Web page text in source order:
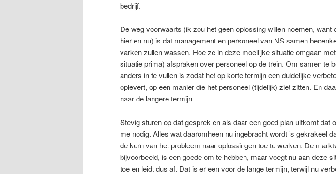
bedrijf.
De weg voorwaarts (ik zou het geen oplossing willen noemen, want
hier en nu) is dat management en personeel van NS samen
varken zullen wassen. Hoe ze in deze moeilijke situatie omgaan
situatie prima) afspraken over personeel op de trein. Om samen te
anders in te vullen is zodat het op korte termijn een duidelijke
oplevert, op een manier die het personeel (tijdelijk) ziet zitten. En
naar de langere termijn.
Stevig sturen op dat gesprek en als daar een goed plan uitkomt dat
me nodig. Alles wat daaromheen nu ingebracht wordt is gekrakeel
de kern van het probleem naar oplossingen toe te werken. De
bijvoorbeeld, is een goede om te hebben, maar voegt nu aan deze
toe en leidt dus af. Dat is er een voor de lange termijn, terwijl nu